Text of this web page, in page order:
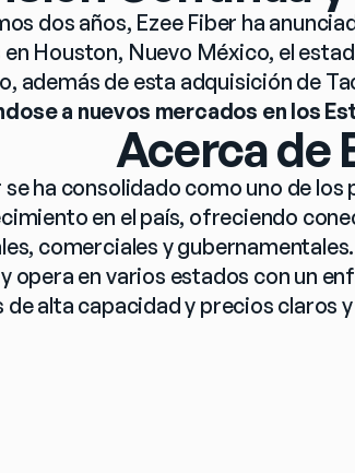
dos años, Ezee Fiber ha
Houston, Nuevo México, el
además de esta adquisición de
a nuevos mercados en los
Acerca de
se ha consolidado como uno de
en el país, ofreciendo
comerciales y
opera en varios estados con un
alta capacidad y precios claros